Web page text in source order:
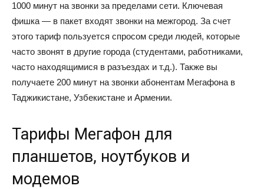
1000 минут на звонки за пределами сети. Ключевая
фишка — в пакет входят звонки на межгород. За счет
этого тариф пользуется спросом среди людей, которые
часто звонят в другие города (студентами, работниками,
часто находящимися в разъездах и т.д.). Также вы
получаете 200 минут на звонки абонентам Мегафона в
Таджикистане, Узбекистане и Армении.
Тарифы Мегафон для
планшетов, ноутбуков и
модемов